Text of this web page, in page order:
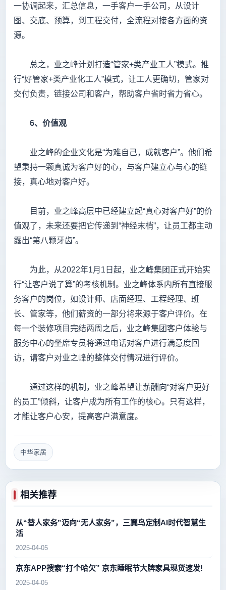
一协调起来，汇总信息，一手客户一手公司，从设计
图、交底、预算，到工程交付，全流程对接各方面的资
源。
总之，业之峰计划打造“管家+类产业工人”模式。推
行“好管家+类产业化工人”模式，让工人更确切，管家对
交付负责，链接公司和客户，帮助客户省时省力省心。
6、价值观
业之峰的企业文化是“为难自己，成就客户”。他们希
望秉持一颗真诚为客户好的心，与客户建立心与心的链
接，真心地对客户好。
目前，业之峰高层中已经建立起“真心对客户好”的价
值观了，未来还要把它传递到“神经末梢”，让员工都主动
露出“第八颗牙齿”。
为此，从2022年1月1日起，业之峰集团正式开始实
行“让客户说了算”的考核机制。业之峰体系内所有直接服
务客户的岗位，如设计师、店面经理、工程经理、班
长、管家等，他们薪资的一部分将来源于客户评价。在
每一个装修项目完结两周之后，业之峰集团客户体验与
服务中心的坐席专员将通过电话对客户进行满意度回
访，请客户对业之峰的整体交付情况进行评价。
通过这样的机制，业之峰希望让薪酬向“对客户更好
的员工”倾斜，让客户成为所有工作的核心。只有这样，
才能让客户心安，提高客户满意度。
中华家居
相关推荐
从“替人家务”迈向“无人家务”，三翼鸟定制AI时代智慧生
活
2025-04-05
京东APP搜索“打个哈欠” 京东睡眠节大牌家具现货速发!
2025-04-05